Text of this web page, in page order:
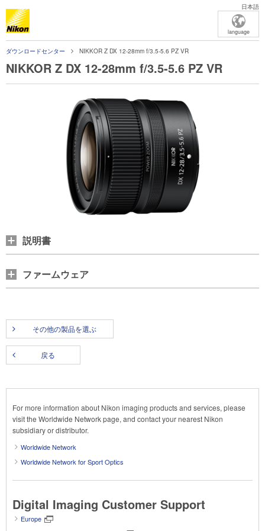
日本語
language
ダウンロードセンター NIKKOR Z DX 12-28mm f/3.5-5.6 PZ VR
NIKKOR Z DX 12-28mm f/3.5-5.6 PZ VR
説明書
ファームウェア
その他の製品を選ぶ
戻る
For more information about Nikon imaging products and services, please
visit the Worldwide Network page, and contact your nearest Nikon
subsidiary or distributor.
Worldwide Network
Worldwide Network for Sport Optics
Digital Imaging Customer Support
Europe